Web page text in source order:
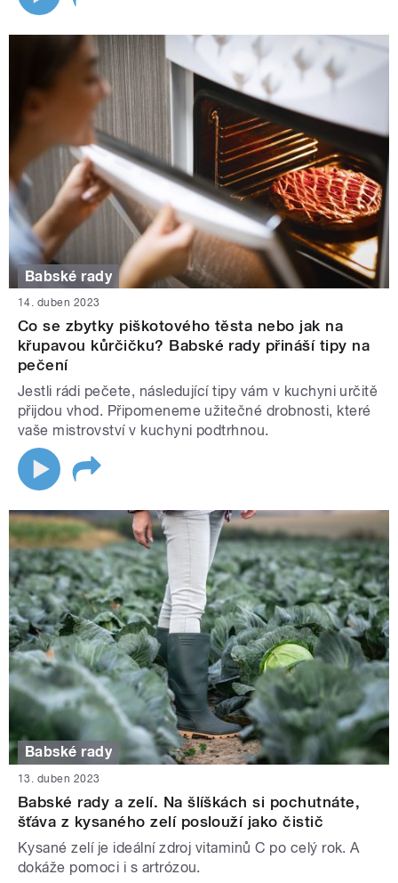
Babské rady
14. duben 2023
Co se zbytky piškotového těsta nebo jak na
křupavou kůrčičku? Babské rady přináší tipy na
pečení
Jestli rádi pečete, následující tipy vám v kuchyni určitě
přijdou vhod. Připomeneme užitečné drobnosti, které
vaše mistrovství v kuchyni podtrhnou.
Babské rady
13. duben 2023
Babské rady a zelí. Na šlíškách si pochutnáte,
šťáva z kysaného zelí poslouží jako čistič
Kysané zelí je ideální zdroj vitaminů C po celý rok. A
dokáže pomoci i s artrózou.